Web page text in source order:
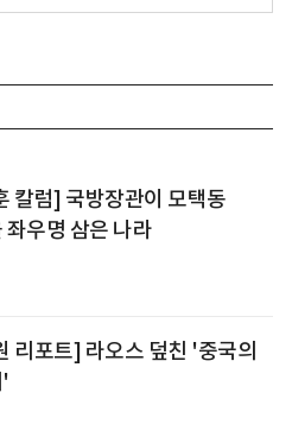
칼럼] 국방장관이 모택동
좌우명 삼은 나라
리포트] 라오스 덮친 '중국의
'